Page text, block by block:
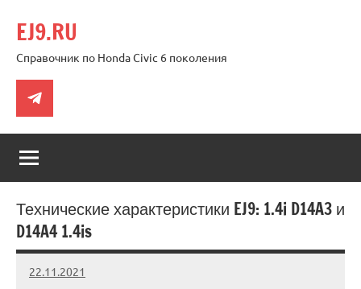
содержимому
EJ9.RU
Справочник по Honda Civic 6 поколения
Telegram
Технические характеристики EJ9: 1.4i D14A3 и
D14A4 1.4is
22.11.2021
Crew
Нет